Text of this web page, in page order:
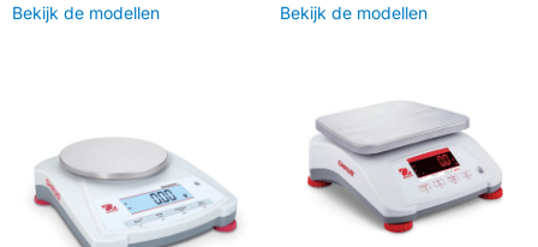
Bekijk de modellen Bekijk de modellen